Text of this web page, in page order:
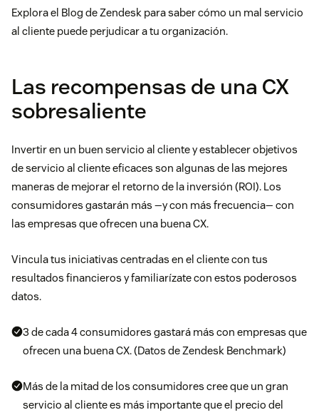
Explora el Blog de Zendesk para saber cómo un mal servicio
al cliente puede perjudicar a tu organización.
Las recompensas de una CX
sobresaliente
Invertir en un buen servicio al cliente y establecer objetivos
de servicio al cliente eficaces son algunas de las mejores
maneras de mejorar el retorno de la inversión (ROI). Los
consumidores gastarán más —y con más frecuencia— con
las empresas que ofrecen una buena CX.
Vincula tus iniciativas centradas en el cliente con tus
resultados financieros y familiarízate con estos poderosos
datos.
3 de cada 4 consumidores gastará más con empresas que
ofrecen una buena CX. (Datos de Zendesk Benchmark)
Más de la mitad de los consumidores cree que un gran
servicio al cliente es más importante que el precio del